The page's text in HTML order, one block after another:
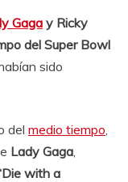
Gaga y Ricky
del Super Bowl
sido
del medio tiempo
Lady Gaga
with a